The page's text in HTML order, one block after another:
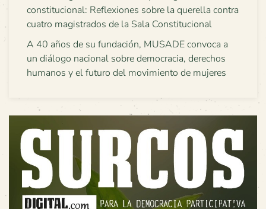
constitucional: Reflexiones sobre la querella contra
cuatro magistrados de la Sala Constitucional
A 40 años de su fundación, MUSADE convoca a
un diálogo nacional sobre democracia, derechos
humanos y el futuro del movimiento de mujeres